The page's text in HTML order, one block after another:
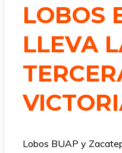
LOBOS
LLEVA
Lobos BUAP y